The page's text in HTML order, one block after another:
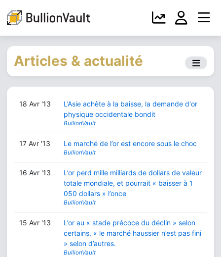
Articles & actualité
18 Avr '13
L’Asie achète à la baisse, la demande d'or
physique occidentale bondit
BullionVault
17 Avr '13 Le marché de l’or est encore sous le choc
BullionVault
16 Avr '13
L’or perd mille milliards de dollars de valeur
totale mondiale, et pourrait « baisser à 1
050 dollars » l’once
BullionVault
15 Avr '13
L’or au « stade précoce du déclin » selon
certains, « le marché haussier n’est pas fini
» selon d’autres.
BullionVault